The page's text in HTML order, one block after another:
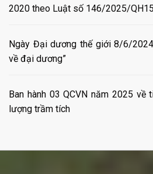
2020 theo Luật số 146/2025/QH15
Ngày Đại dương thế giới 8/6/
về đại dương”
Ban hành 03 QCVN năm 2025 về
lượng trầm tích